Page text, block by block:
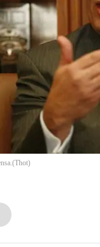
(Thot)